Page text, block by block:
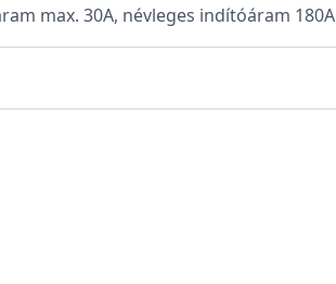
max. 30A, névleges indítóáram 180A